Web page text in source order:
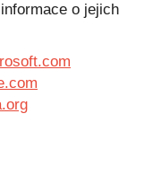
o jejich